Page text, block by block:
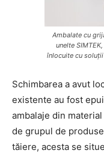
Ambalate cu
unelte
înlocuite cu
Schimbarea a avut
existente au fost
ambalaje din
de grupul de
tăiere, acesta se